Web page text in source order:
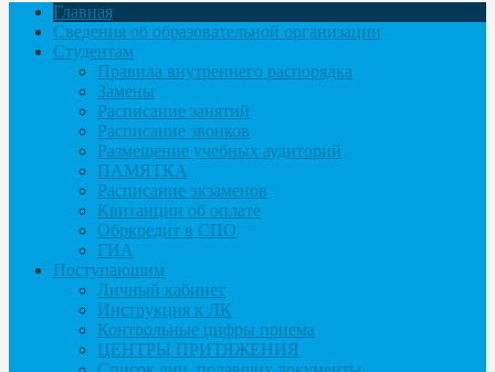
Главная
Сведения об образовательной организации
Студентам
Правила внутреннего распорядка
Замены
Расписание занятий
Расписание звонков
Размещение учебных аудиторий
ПАМЯТКА
Расписание экзаменов
Квитанции об оплате
Обркредит в СПО
ГИА
Поступающим
Личный кабинет
Инструкция к ЛК
Контрольные цифры приема
ЦЕНТРЫ ПРИТЯЖЕНИЯ